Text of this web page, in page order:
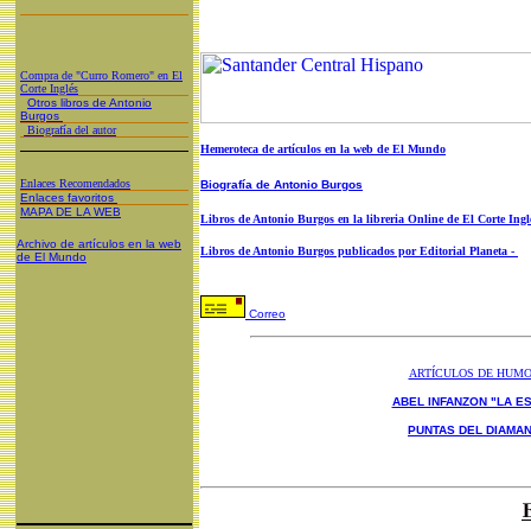
Compra de "Curro Romero" en El
Corte Inglés
Otros libros de Antonio
Burgos
Biografía del autor
Enlaces Recomendados
Enlaces favoritos
MAPA DE LA WEB
Archivo de artículos en la web
de El Mundo
Hemeroteca de artículos en la web de El Mundo
Biografía de Antonio Burgos
Libros de Antonio Burgos en la libreria Online de El Corte
Libros de Antonio Burgos publicados por Editorial Planeta -
Correo
ARTÍCULOS DE
ABEL INFANZON "LA
PUNTAS DEL